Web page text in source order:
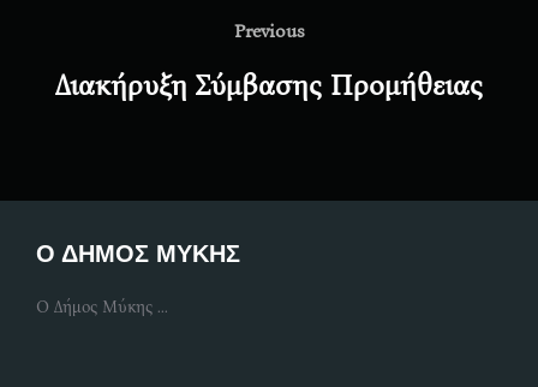
Previous
Previous
Διακήρυξη Σύμβασης Προμήθειας
Ο ΔΗΜΟΣ ΜΥΚΗΣ
Ο Δήμος Μύκης ...